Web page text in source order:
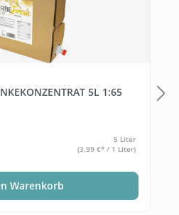
5L 1:65
5 Liter
(3,99 €* / 1 Liter)
Warenkorb